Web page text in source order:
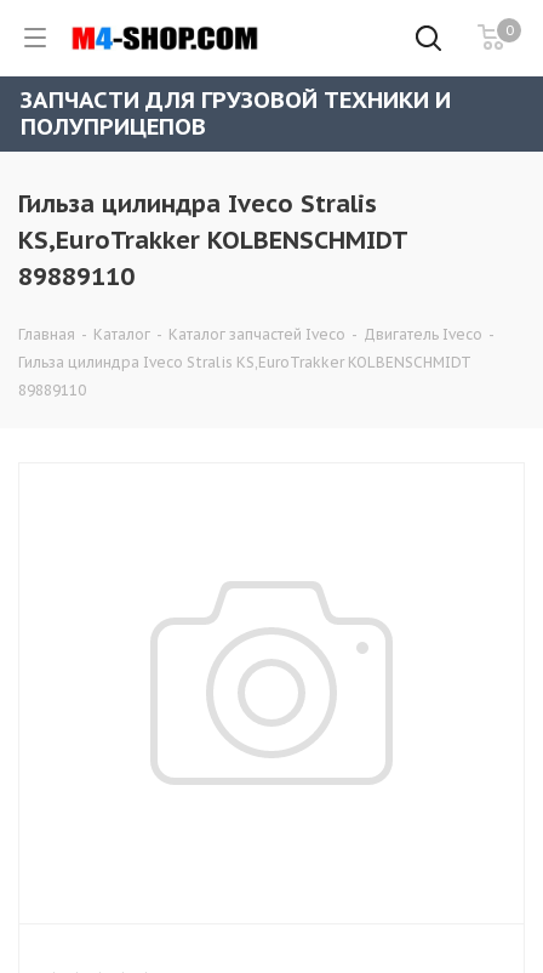
0
ЗАПЧАСТИ ДЛЯ ГРУЗОВОЙ ТЕХНИКИ И
ПОЛУПРИЦЕПОВ
Гильза цилиндра Iveco Stralis
KS,EuroTrakker KOLBENSCHMIDT
89889110
Главная - Каталог - Каталог запчастей Iveco - Двигатель Iveco -
Гильза цилиндра Iveco Stralis KS,EuroTrakker KOLBENSCHMIDT
89889110